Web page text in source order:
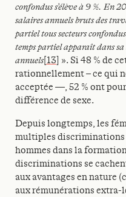
confondus s’élève à 9 %. En
salaires annuels bruts des
partiel tous secteurs
temps partiel apparaît dans
annuels[13] ». Si 48 % de
rationnellement – ce qui
acceptée —, 52 % ont
différence de sexe.
Depuis longtemps, les
multiples discriminations
hommes dans la
discriminations se
aux avantages en nature
aux rémunérations extra-